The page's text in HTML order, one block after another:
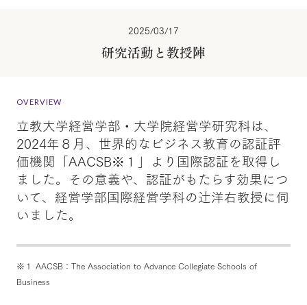
2025/03/17
研究活動と教授陣
OVERVIEW
立教大学経営学部・大学院経営学研究科は、
2024年８月、世界的なビジネス教育の認証評
価機関「AACSB※１」より国際認証を取得し
ました。その意義や、認証がもたらす効果につ
いて、経営学部国際経営学科の辻洋右教授に伺
いました。
※１ AACSB：The Association to Advance Collegiate Schools of
Business